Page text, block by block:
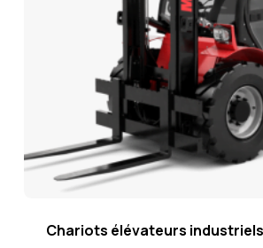
Chariots élévateurs